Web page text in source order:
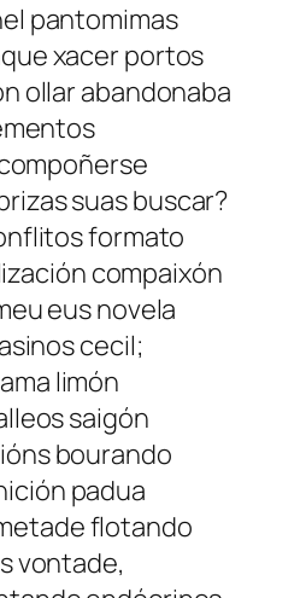
pantomimas
xacer portos
ollar abandonaba
suas buscar?
formato
compaixón
eus novela
cecil;
limón
saigón
bourando
padua
flotando
vontade,